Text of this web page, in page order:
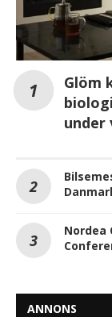
Glöm
under
Nordea
ANNONS